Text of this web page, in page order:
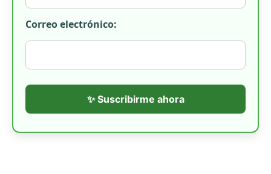
Correo electrónico:
✨ Suscribirme ahora